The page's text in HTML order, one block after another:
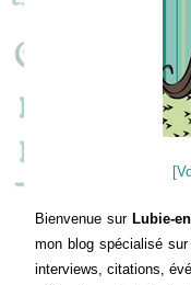
Bienvenue sur Lubie-
mon blog spécialisé
interviews, citations,